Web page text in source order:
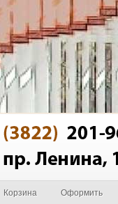
Корзина Оформить